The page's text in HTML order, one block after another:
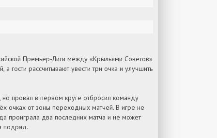
Премьер-Лиги между «Крыльями Советов»
гости рассчитывают увести три очка и улучшить
провал в первом круге отбросил команду
очках от зоны переходных матчей. В игре не
проиграла два последних матча и не может
подряд.